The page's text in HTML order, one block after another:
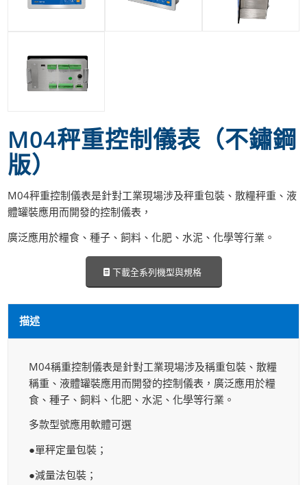
M04秤重控制儀表（不鏽鋼
版）
M04秤重控制儀表是針對工業現場涉及秤重包裝、散糧秤重、液
體罐裝應用而開發的控制儀表，
廣泛應用於糧食、種子、飼料、化肥、水泥、化學等行業。
下載全系列機型與規格
描述
M04稱重控制儀表是針對工業現場涉及稱重包裝、散糧
稱重、液體罐裝應用而開發的控制儀表，廣泛應用於糧
食、種子、飼料、化肥、水泥、化學等行業。
多款型號應用軟體可選
●單秤定量包裝；
●減量法包裝；